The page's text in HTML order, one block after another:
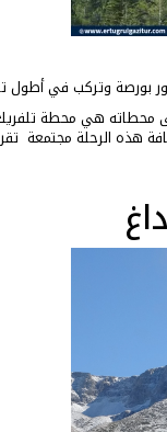
بورصة وتركب في أطول
مجتمعة تقريباً 1400